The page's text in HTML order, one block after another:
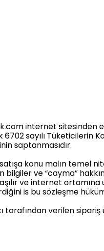
internet
sayılı Tüketicilerin
saptanmasıdır.
konu malın temel
ve “cayma”
ve internet
is bu sözleşme
verilen